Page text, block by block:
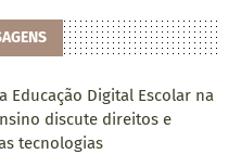
Educação Digital Escolar na
discute direitos e
tecnologias